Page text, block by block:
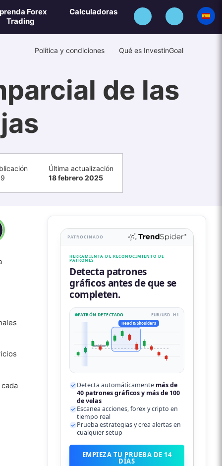
Forex
Trading
Calculadoras
Política y condiciones Qué es InvestinGoal
de las
Última actualización
18 febrero 2025
PATROCINADO
HERRAMIENTA DE RECONOCIMIENTO DE
PATRONES
Detecta patrones
gráficos antes de que se
completen.
PATRÓN DETECTADO EUR/USD · H1
neckline
Head & Shoulders
Detecta automáticamente más de
40 patrones gráficos y más de 100
de velas
Escanea acciones, forex y cripto en
tiempo real
Prueba estrategias y crea alertas en
cualquier setup
EMPIEZA TU PRUEBA DE 14
DÍAS